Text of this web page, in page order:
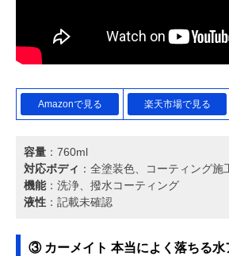
Amazonで見る 楽天市場で見る
容量 ：760ml
対応ボディ ：全塗装色、コーティング施
機能：洗浄、撥水コーティング
液性 ：記載未確認
③ カーメイト 本当によく落ちる水